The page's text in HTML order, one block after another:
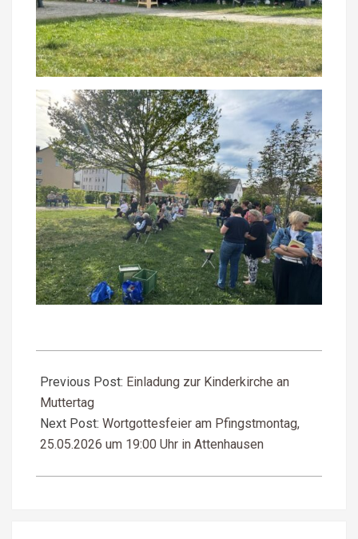
05-
10
Previous Post: Einladung zur Kinderkirche an
Muttertag
Next Post: Wortgottesfeier am Pfingstmontag,
25.05.2026 um 19:00 Uhr in Attenhausen